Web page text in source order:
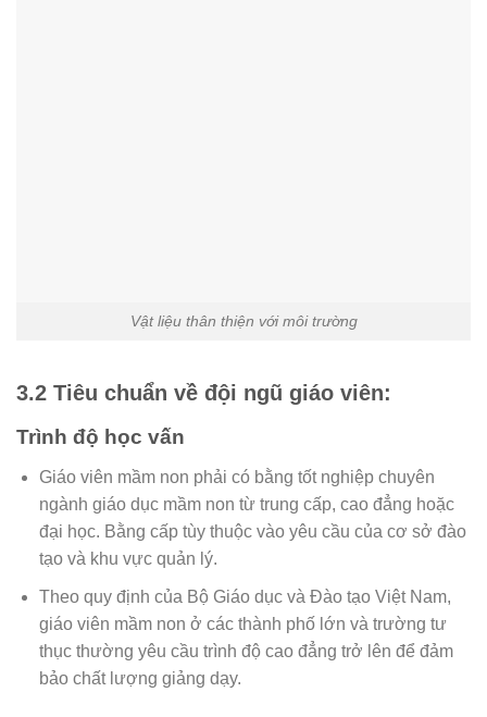
Vật liệu thân thiện với môi trường
3.2 Tiêu chuẩn về đội ngũ giáo viên:
Trình độ học vấn
Giáo viên mầm non phải có bằng tốt nghiệp chuyên
ngành giáo dục mầm non từ trung cấp, cao đẳng hoặc
đại học. Bằng cấp tùy thuộc vào yêu cầu của cơ sở đào
tạo và khu vực quản lý.
Theo quy định của Bộ Giáo dục và Đào tạo Việt Nam,
giáo viên mầm non ở các thành phố lớn và trường tư
thục thường yêu cầu trình độ cao đẳng trở lên để đảm
bảo chất lượng giảng dạy.